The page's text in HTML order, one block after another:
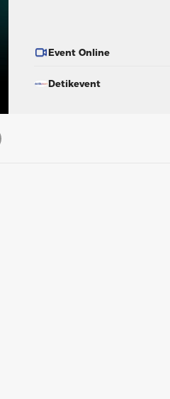
Event Online
Detikevent